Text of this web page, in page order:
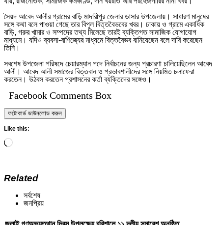
সৈয়দ আবেদ আলীর গ্রামের বাড়ি মাদারীপুর জেলার ডাসার উপজেলায়। সাধারণ মানুষের
সঙ্গে কথা বলে পাওয়া গেছে তার বিপুল বিত্তবৈভবের খবর। ঢাকায় ও গ্রামে একাধিক
বাড়ি, গরুর খামার ও সম্পদের তথ্য মিলেছে তারই ব্যক্তিগত সামাজিক যোগাযোগ
মাধ্যমে। যদিও ব্যবসা-বাণিজ্যের মাধ্যমে বিত্তবৈভব বানিয়েছেন বলে দাবি করেছেন
তিনি।
সবশেষ উপজেলা পরিষদে চেয়ারম্যান পদে নির্বাচনের জন্য প্রচারণা চালিয়েছিলেন আবেদ
আলী। আবেদ আলী সমাজের বিত্তবান ও প্রভাবশালীদের সঙ্গে নিয়মিত চলাফেরা
করতেন। উঠবস করতেন প্রশাসনের কর্তা ব্যক্তিদের সঙ্গেও।
Facebook Comments Box
ফটোকার্ড ডাউনলোড করুন
Like this:
Loading…
Related
সর্বশেষ
জনপ্রিয়